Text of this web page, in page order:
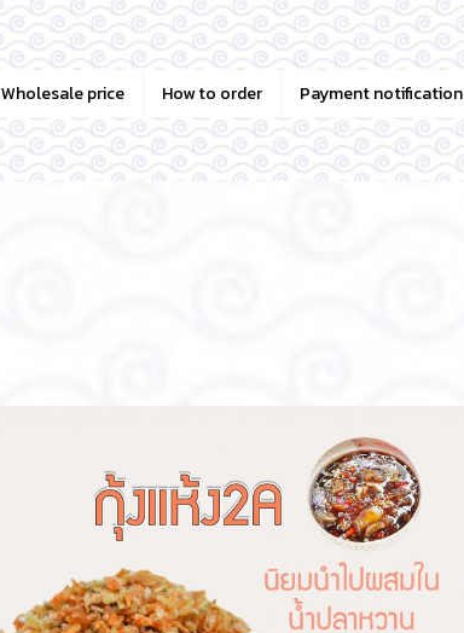
Wholesale price How to order Payment notification